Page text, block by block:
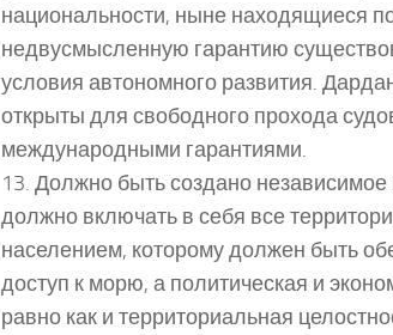
национальности, ныне находящиеся
недвусмысленную гарантию
условия автономного развития.
открыты для свободного прохода
международными гарантиями.
13. Должно быть создано независимое
должно включать в себя все
населением, которому должен быть
доступ к морю, а политическая и
равно как и территориальная